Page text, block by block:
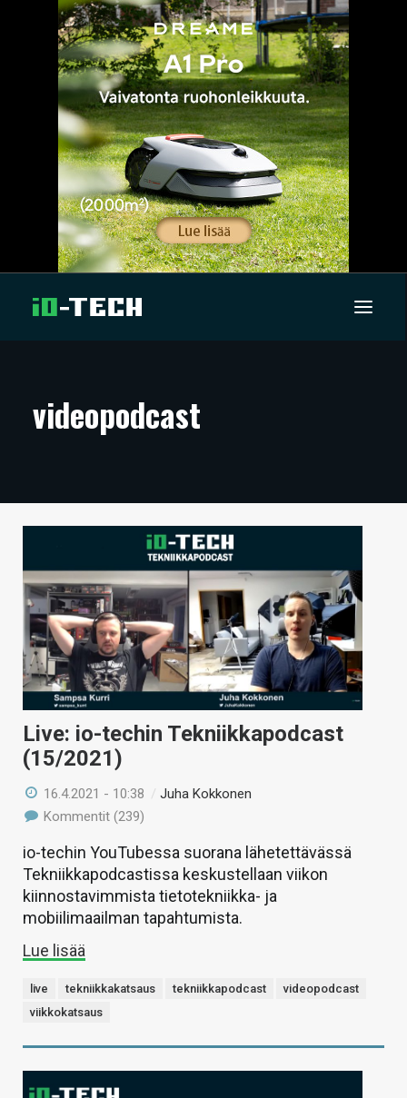
ARTIKKELIT
TECHBBS
HINTA.FI
KAUPPA
VAIHDA TEEMA
HAKU
videopodcast
Live: io-techin Tekniikkapodcast
(15/2021)
16.4.2021 - 10:38 /Juha Kokkonen
Kommentit (239)
io-techin YouTubessa suorana lähetettävässä
Tekniikkapodcastissa keskustellaan viikon
kiinnostavimmista tietotekniikka- ja
mobiilimaailman tapahtumista.
Lue lisää
live tekniikkakatsaus tekniikkapodcast
videopodcast
viikkokatsaus